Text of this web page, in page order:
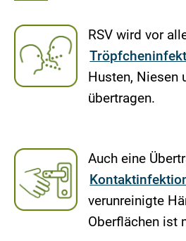
RSV wird vor
Husten, Niesen
übertragen.
Auch eine
verunreinigte
Oberflächen ist